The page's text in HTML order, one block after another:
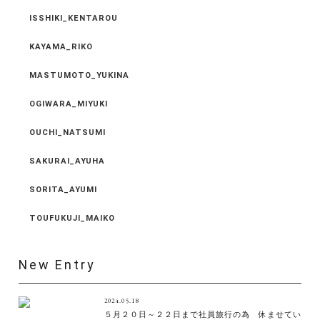
ISSHIKI_KENTAROU
KAYAMA_RIKO
MASTUMOTO_YUKINA
OGIWARA_MIYUKI
OUCHI_NATSUMI
SAKURAI_AYUHA
SORITA_AYUMI
TOUFUKUJI_MAIKO
New Entry
2024.05.18
５月２０日～２２日まで社員旅行の為 休ませてい